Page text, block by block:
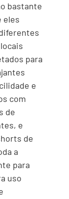
bastante
eles
para
e
com
de
e
de
a
para
uso